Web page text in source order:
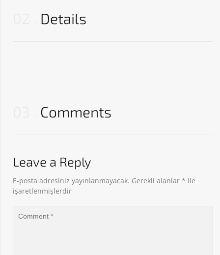
Details
Comments
Leave a Reply
E-posta adresiniz yayınlanmayacak. Gerekli alanlar * ile
işaretlenmişlerdir